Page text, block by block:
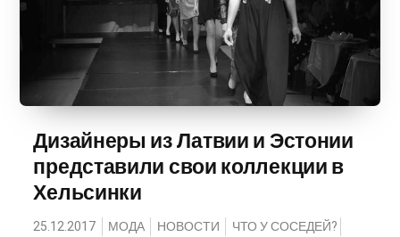
Дизайнеры из Латвии и Эстонии
представили свои коллекции в
Хельсинки
25.12.2017 МОДА НОВОСТИ ЧТО У СОСЕДЕЙ?